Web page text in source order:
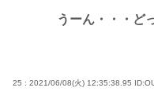
うーん・・・ど
25 : 2021/06/08(火) 12:35:38.95